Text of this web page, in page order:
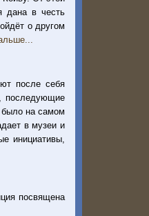
дана в честь
о другом
после себя
последующие
было на самом
в музеи и
инициативы,
посвящена